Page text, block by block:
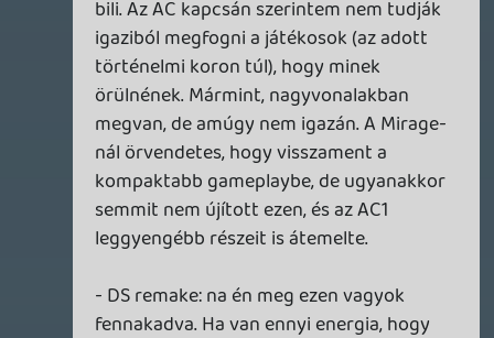
eszem játszom itt,mintha zsebemben
lenne a bölcsek köve. Méltóságteljes,
emberi nagyvonaluságban gazdag boldog
újévet kívánok mindenkinek!
skiz0 2024.01.01 16:09:23 #1yyjv
Köszi a podcastot, másnapűzésre
tökéletes volt! 🙂
Jó gondolatok voltak szerintem, engem
lekötött a beszélgetés - legközelebb
eszmefuttatásaira is, ha ők is tudnak részt
venni 🙂